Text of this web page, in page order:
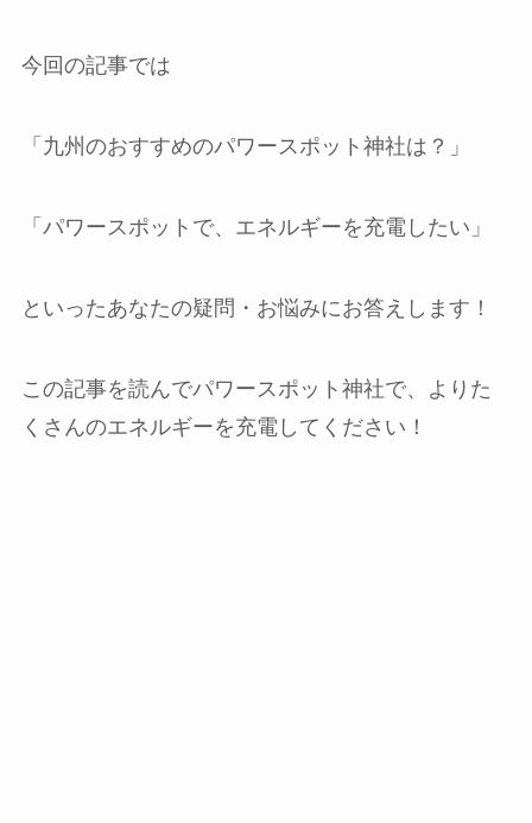
今回の記事では
「九州のおすすめのパワースポット神社は？」
「パワースポットで、エネルギーを充電したい」
といったあなたの疑問・お悩みにお答えします！
この記事を読んでパワースポット神社で、よりた
くさんのエネルギーを充電してください！